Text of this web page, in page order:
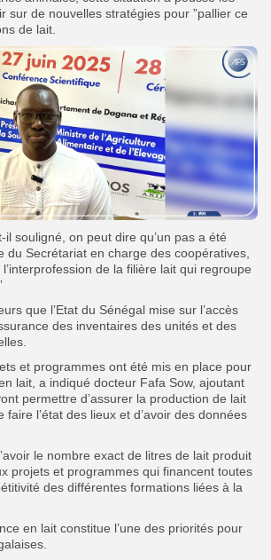
sur de nouvelles stratégies pour ”pallier ce
de lait.
souligné, on peut dire qu’un pas a été
du Secrétariat en charge des coopératives,
de la filière lait qui regroupe
que l’Etat du Sénégal mise sur l’accès
des inventaires des unités et des
et programmes ont été mis en place pour
lait, a indiqué docteur Fafa Sow, ajoutant
permettre d’assurer la production de lait
l’état des lieux et d’avoir des données
le nombre exact de litres de lait produit
projets et programmes qui financent toutes
des différentes formations liées à la
en lait constitue l’une des priorités pour